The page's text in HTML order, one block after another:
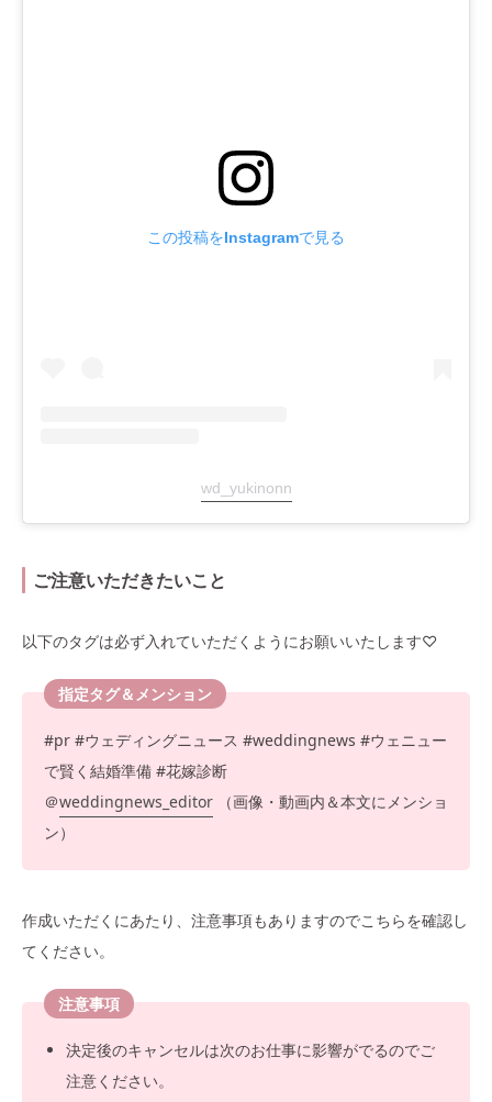
この投稿をInstagramで見る
wd_yukinonn
ご注意いただきたいこと
以下のタグは必ず入れていただくようにお願いいたします♡
指定タグ＆メンション
#pr #ウェディングニュース #weddingnews #ウェニュー
で賢く結婚準備 #花嫁診断
＠weddingnews_ editor （画像・動画内＆本文にメンショ
ン）
作成いただくにあたり、注意事項もありますのでこちらを確認し
てください。
注意事項
決定後のキャンセルは次のお仕事に影響がでるのでご
注意ください。